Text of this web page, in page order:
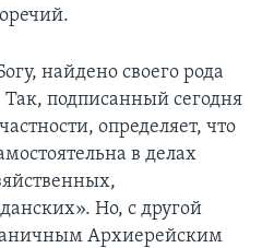
найдено своего рода
подписанный сегодня
определяет, что
в делах
Но, с другой
Архиерейским